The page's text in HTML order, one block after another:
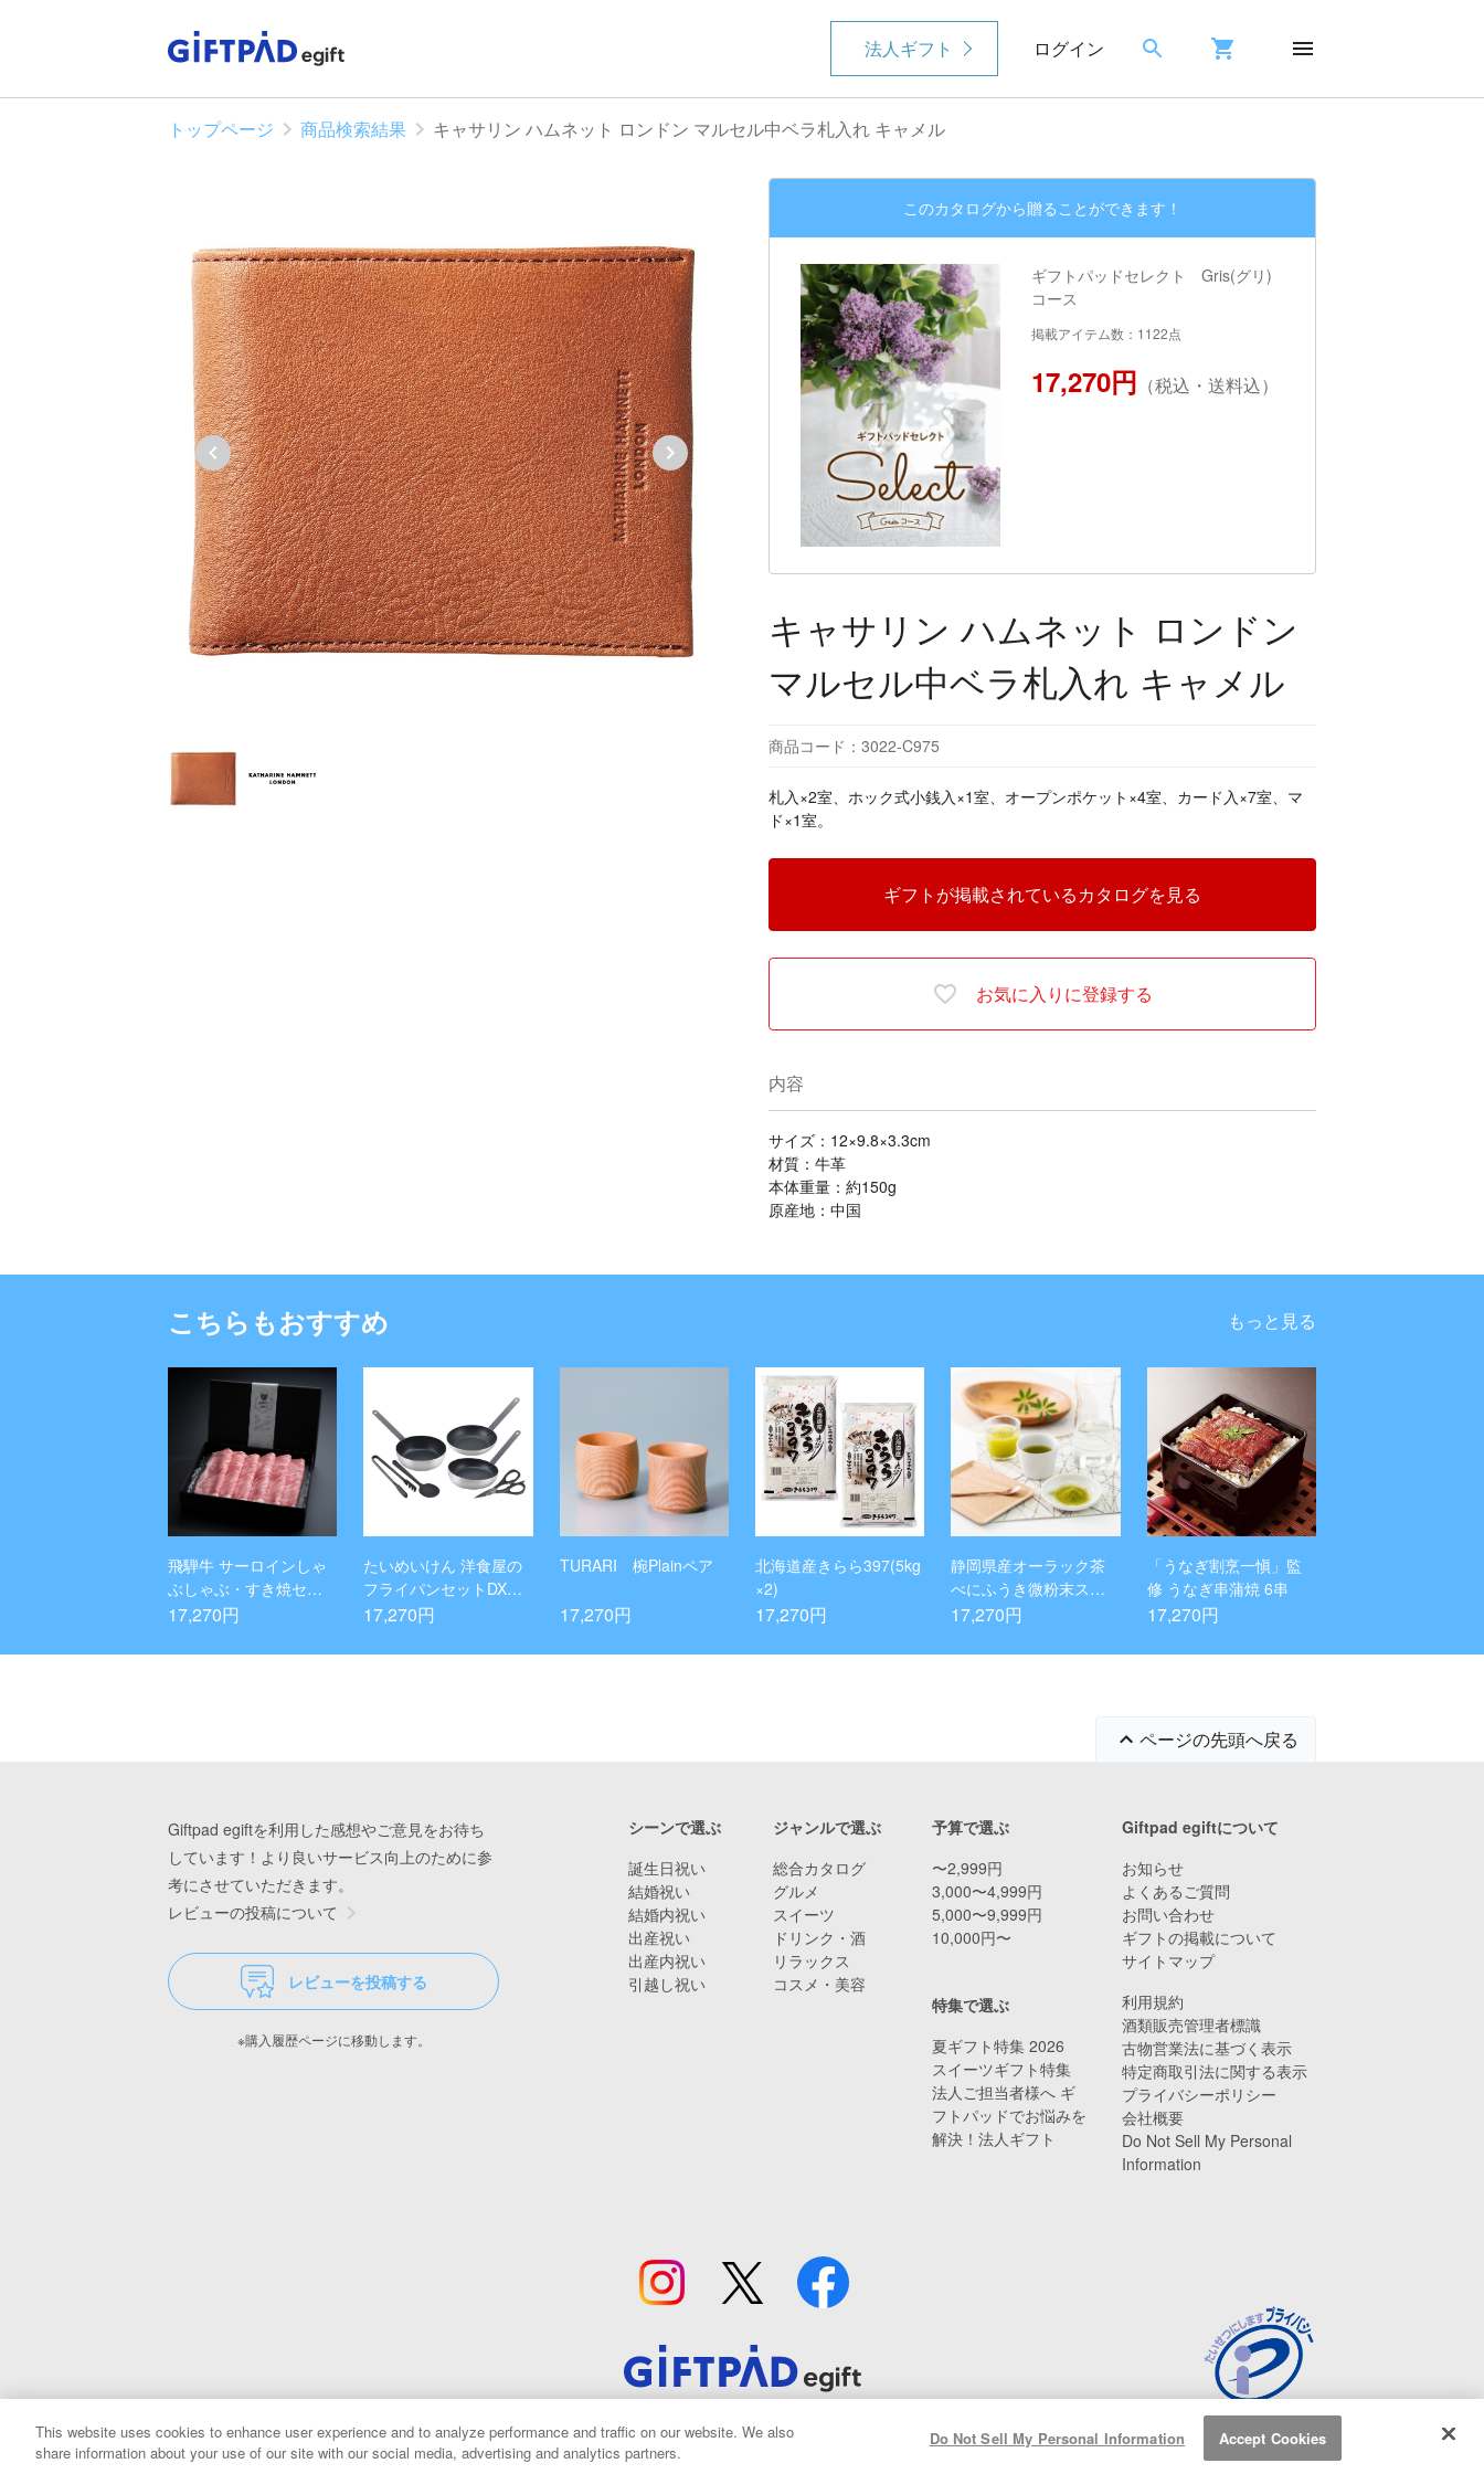
法人ギフト ログイン
トップページ 商品検索結果 キャサリン ハムネット ロンドン マルセル中ベラ札入れ キャメル
このカタログから贈ることができます！
ギフトパッドセレクト Gris(グリ)
コース
掲載アイテム数：1122点
17,270円 （税込・送料込）
キャサリン ハムネット ロンドン
マルセル中ベラ札入れ キャメル
商品コード：3022-C975
札入×2室、ホック式小銭入×1室、オープンポケット×4室、カード入×7室、マ
ド×1室。
ギフトが掲載されているカタログを見る
お気に入りに登録する
内容
サイズ：12×9.8×3.3cm
材質：牛革
本体重量：約150g
原産地：中国
こちらもおすすめ もっと見る
飛騨牛 サーロインしゃ
ぶしゃぶ・すき焼セッ
ト
17,270円
たいめいけん 洋食屋の
フライパンセットDXセ
ット
17,270円
TURARI 椀Plainペア
17,270円
北海道産きらら397(5kg
×2)
17,270円
静岡県産オーラック茶
べにふうき微粉末ステ
ィック・茶っと マイボ
緑茶・緑茶) 3種セット
17,270円
「うなぎ割烹一愼」監
修 うなぎ串蒲焼 6串
17,270円
ページの先頭へ戻る
Giftpad egiftを利用した感想やご意見をお待ち
しています！より良いサービス向上のために参
考にさせていただきます。
レビューの投稿について
レビューを投稿する
※購入履歴ページに移動します。
シーンで選ぶ
誕生日祝い
結婚祝い
結婚内祝い
出産祝い
出産内祝い
引越し祝い
予算で選ぶ
〜2,999円
3,000〜4,999円
5,000〜9,999円
10,000円〜
ジャンルで選ぶ
総合カタログ
グルメ
スイーツ
ドリンク・酒
リラックス
コスメ・美容
特集で選ぶ
夏ギフト特集 2026
スイーツギフト特集
法人ご担当者様へ ギ
フトパッドでお悩みを
解決！法人ギフト
Giftpad egiftについて
お知らせ
よくあるご質問
お問い合わせ
ギフトの掲載について
サイトマップ
利用規約
酒類販売管理者標識
古物営業法に基づく表示
特定商取引法に関する表示
プライバシーポリシー
会社概要
Do Not Sell My Personal
Information
This website uses cookies to enhance user experience and to analyze performance and traffic on our website. We also
share information about your use of our site with our social media, advertising and analytics partners.
Do Not Sell My Personal Information Accept Cookies